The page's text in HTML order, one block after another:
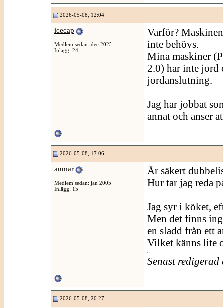
2026-05-08, 12:04
icecap
Medlem sedan: dec 2025
Inlägg: 24
Varför?
inte behövs.
Mina maskiner
2.0) har inte jord
jordanslutning.
Jag har jobbat
annat och anser
2026-05-08, 17:06
anmar
Medlem sedan: jan 2005
Inlägg: 15
Är säkert
Hur tar jag reda
Jag syr i köket,
Men det finns
en sladd från ett
Vilket känns lite
Senast
2026-05-08, 20:27